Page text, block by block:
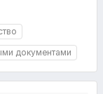
документами